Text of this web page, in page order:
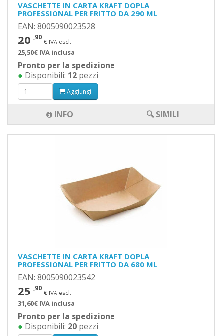
VASCHETTE IN CARTA KRAFT DOPLA
PROFESSIONAL PER FRITTO DA 290 ML
EAN: 8005090023528
20 ,90
€ IVA escl.
25,50€ IVA inclusa
Pronto per la spedizione
● Disponibili: 12 pezzi
Aggiungi
INFO 🔍 SIMILI
VASCHETTE IN CARTA KRAFT DOPLA
PROFESSIONAL PER FRITTO DA 680 ML
EAN: 8005090023542
25 ,90
€ IVA escl.
31,60€ IVA inclusa
Pronto per la spedizione
● Disponibili: 20 pezzi